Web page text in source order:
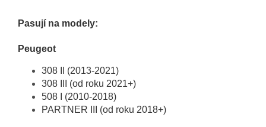
Pasují na modely:
Peugeot
308 II (2013-2021)
308 III (od roku 2021+)
508 I (2010-2018)
PARTNER III (od roku 2018+)